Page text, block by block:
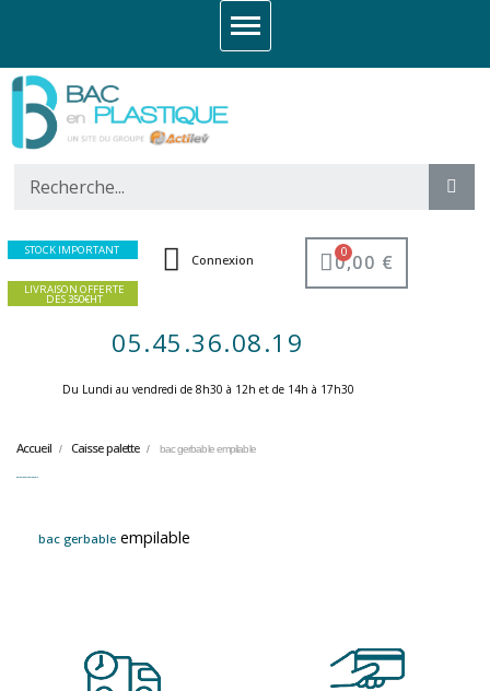
STOCK IMPORTANT
LIVRAISON OFFERTE
DES 350€HT
Connexion 0,00 €
05.45.36.08.19
Du Lundi au vendredi de 8h30 à 12h et de 14h à 17h30 ​
Accueil Caisse palette bac gerbable empilable
bac gerbable empilable